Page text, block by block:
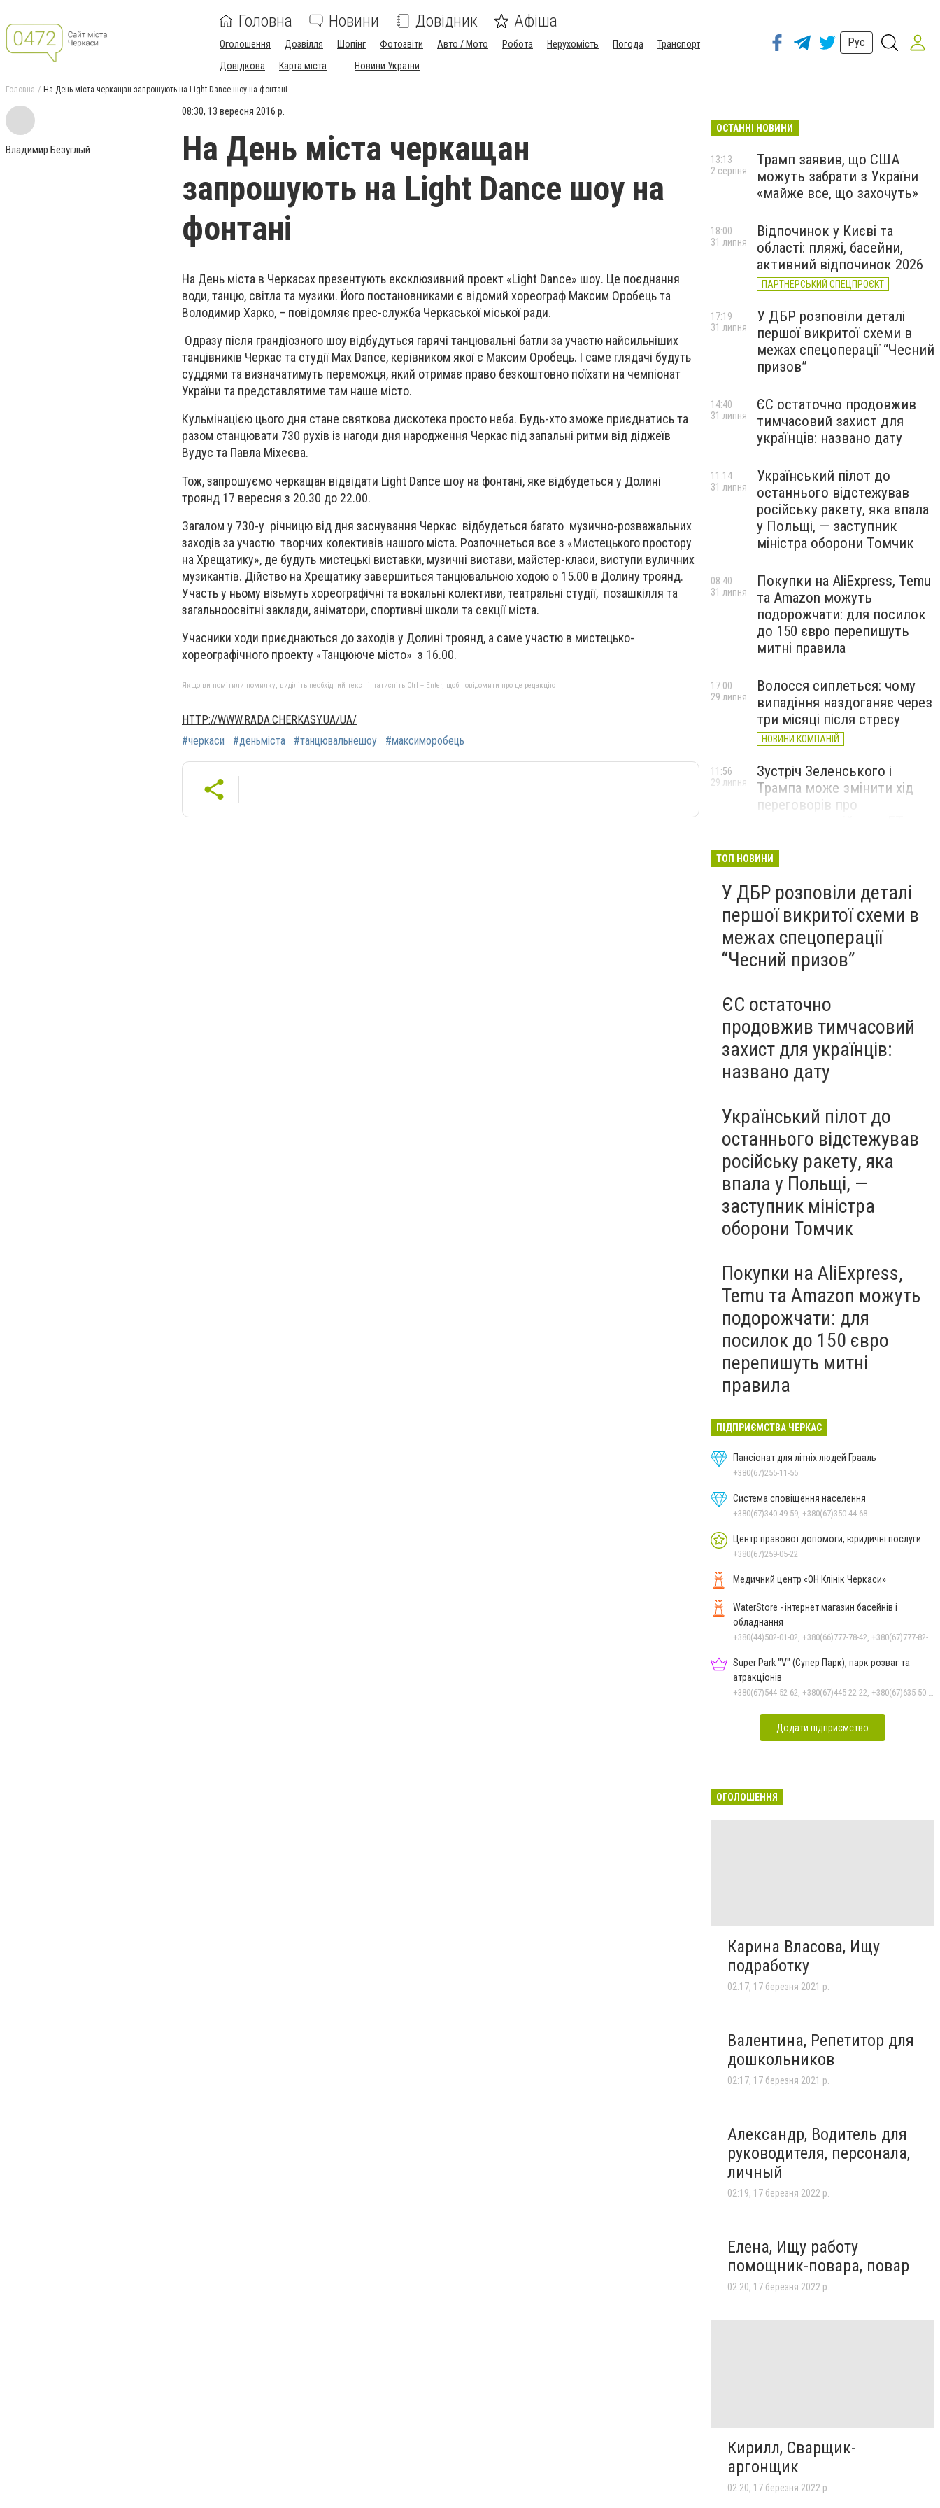
Головна Новини Довідник Афіша
Оголошення Дозвілля Шопінг Фотозвіти Авто / Мото Робота Нерухомість Погода
Транспорт
Довідкова
Карта міста Новини України
Рус
Головна На День міста черкащан запрошують на Light Dance шоу на фонтані
Владимир Безуглый
08:30, 13 вересня 2016 р.
На День міста черкащан
запрошують на Light Dance шоу на
фонтані
На День міста в Черкасах презентують ексклюзивний проект «Light Dance» шоу. Це поєднання
води, танцю, світла та музики. Його постановниками є відомий хореограф Максим Оробець та
Володимир Харко, – повідомляє прес-служба Черкаської міської ради.
Одразу після грандіозного шоу відбудуться гарячі танцювальні батли за участю найсильніших
танцівників Черкас та студії Max Dance, керівником якої є Максим Оробець. І саме глядачі будуть
суддями та визначатимуть переможця, який отримає право безкоштовно поїхати на чемпіонат
України та представлятиме там наше місто.
Кульмінацією цього дня стане святкова дискотека просто неба. Будь-хто зможе приєднатись та
разом станцювати 730 рухів із нагоди дня народження Черкас під запальні ритми від діджеїв
Вудус та Павла Міхеєва.
Тож, запрошуємо черкащан відвідати Light Dance шоу на фонтані, яке відбудеться у Долині
троянд 17 вересня з 20.30 до 22.00.
Загалом у 730-у річницю від дня заснування Черкас відбудеться багато музично-розважальних
заходів за участю творчих колективів нашого міста. Розпочнеться все з «Мистецького простору
на Хрещатику», де будуть мистецькі виставки, музичні вистави, майстер-класи, виступи вуличних
музикантів. Дійство на Хрещатику завершиться танцювальною ходою о 15.00 в Долину троянд.
Участь у ньому візьмуть хореографічні та вокальні колективи, театральні студії, позашкілля та
загальноосвітні заклади, аніматори, спортивні школи та секції міста.
Учасники ходи приєднаються до заходів у Долині троянд, а саме участю в мистецько-
хореографічного проекту «Танцююче місто» з 16.00.
Якщо ви помітили помилку, виділіть необхідний текст і натисніть Ctrl + Enter, щоб повідомити про це редакцію
HTTP://WWW.RADA.CHERKASY.UA/UA/
#черкаси
#деньміста #танцювальнешоу #максиморобець
ОСТАННІ НОВИНИ
Трамп заявив, що США
можуть забрати з України
«майже все, що захочуть»
13:13
2 серпня
Відпочинок у Києві та
області: пляжі, басейни,
активний відпочинок 2026
ПАРТНЕРСЬКИЙ СПЕЦПРОЄКТ
18:00
31 липня
У ДБР розповіли деталі
першої викритої схеми в
межах спецоперації “Чесний
призов”
17:19
31 липня
ЄС остаточно продовжив
тимчасовий захист для
українців: названо дату
14:40
31 липня
Український пілот до
останнього відстежував
російську ракету, яка впала
у Польщі, — заступник
міністра оборони Томчик
11:14
31 липня
Покупки на AliExpress, Temu
та Amazon можуть
подорожчати: для посилок
до 150 євро перепишуть
митні правила
08:40
31 липня
Волосся сиплеться: чому
випадіння наздоганяє через
три місяці після стресу
НОВИНИ КОМПАНІЙ
17:00
29 липня
Зустріч Зеленського і
Трампа може змінити хід
переговорів про
11:56
29 липня
ТОП НОВИНИ
У ДБР розповіли деталі
першої викритої схеми в
межах спецоперації
“Чесний призов”
ЄС остаточно
продовжив тимчасовий
захист для українців:
названо дату
Український пілот до
останнього відстежував
російську ракету, яка
впала у Польщі, —
заступник міністра
оборони Томчик
Покупки на AliExpress,
Temu та Amazon можуть
подорожчати: для
посилок до 150 євро
перепишуть митні
правила
ПІДПРИЄМСТВА ЧЕРКАС
Пансіонат для літніх людей Грааль
+380(67)255-11-55
Система сповіщення населення
+380(67)340-49-59, +380(67)350-44-68
Центр правової допомоги, юридичні послуги
+380(67)259-05-22
Медичний центр «ОН Клінік Черкаси»
WaterStore - інтернет магазин басейнів і
обладнання
+380(44)502-01-02, +380(66)777-78-42, +380(67)777-82-19, +380(67)890-80-80, +380(73)890-80-80, +380(44)502-01-03
Super Park "V" (Супер Парк), парк розваг та
атракціонів
+380(67)544-52-62, +380(67)445-22-22, +380(67)635-50-50
Додати підприємство
ОГОЛОШЕННЯ
Карина Власова, Ищу
подработку
02:17, 17 березня 2021 р.
Валентина, Репетитор для
дошкольников
02:17, 17 березня 2021 р.
Александр, Водитель для
руководителя, персонала,
личный
02:19, 17 березня 2022 р.
Елена, Ищу работу
помощник-повара, повар
02:20, 17 березня 2022 р.
Кирилл, Сварщик-
аргонщик
02:20, 17 березня 2022 р.